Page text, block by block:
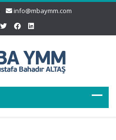
info@mbaymm.com